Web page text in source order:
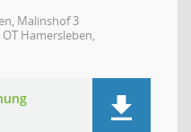
Malinshof 3
Hamersleben,